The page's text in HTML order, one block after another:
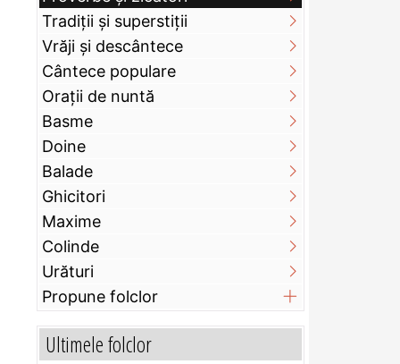
Tradiții și superstiții
Vrăji și descântece
Cântece populare
Orații de nuntă
Basme
Doine
Balade
Ghicitori
Maxime
Colinde
Urături
Propune folclor
Ultimele folclor